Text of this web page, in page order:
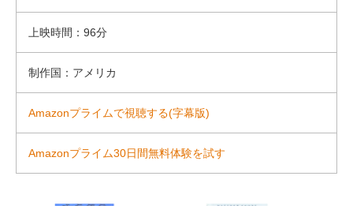
上映時間：96分
制作国：アメリカ
Amazonプライムで視聴する(字幕版)
Amazonプライム30日間無料体験を試す